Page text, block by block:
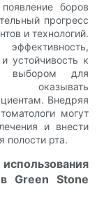
боров
прогресс
и технологий.
устойчивость к
выбором для
оказывать
Внедряя
могут
и внести
полости рта.
Green Stone